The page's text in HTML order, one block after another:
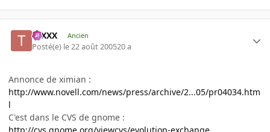
tuXXX Ancien
Posté(e) le 22 août 200520 a
Annonce de ximian :
http://www.novell.com/news/press/archive/2...05/pr04034.htm
l
C'est dans le CVS de gnome :
http://cvs.gnome.org/viewcvs/evolution-exchange